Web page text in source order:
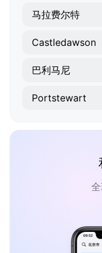
马拉费尔特
Castledawson
巴利马尼
Portstewart